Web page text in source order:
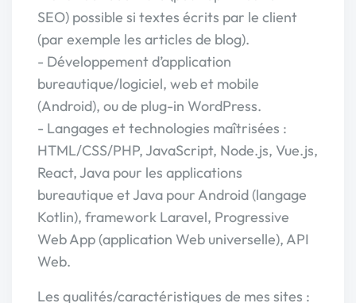
SEO) possible si textes écrits par le client
(par exemple les articles de blog).
- Développement d’application
bureautique/logiciel, web et mobile
(Android), ou de plug-in WordPress.
- Langages et technologies maîtrisées :
HTML/CSS/PHP, JavaScript, Node.js, Vue.js,
React, Java pour les applications
bureautique et Java pour Android (langage
Kotlin), framework Laravel, Progressive
Web App (application Web universelle), API
Web.
Les qualités/caractéristiques de mes sites :